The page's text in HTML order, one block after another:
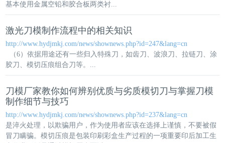
基本使用金属空铅和胶合板两类衬...
激光刀模制作流程中的相关知识
http://www.hydjmkj.com/news/shownews.php?id=247&lang=cn
（6）依据用途还有一些归入特殊刀，如齿刀、波浪刀、拉链刀、涂
胶刀、 模切压痕组合刀等。...
刀模厂家教你如何辨别优质与劣质模切刀与掌握刀模
制作细节与技巧
http://www.hydjmkj.com/news/shownews.php?id=237&lang=cn
是淬火处理，以欺骗用户，作为使用者应该在选择上谨慎，不要被假
冒刀瞒骗。 模切压痕是包装印刷彩盒生产过程的一项重要印后加工生